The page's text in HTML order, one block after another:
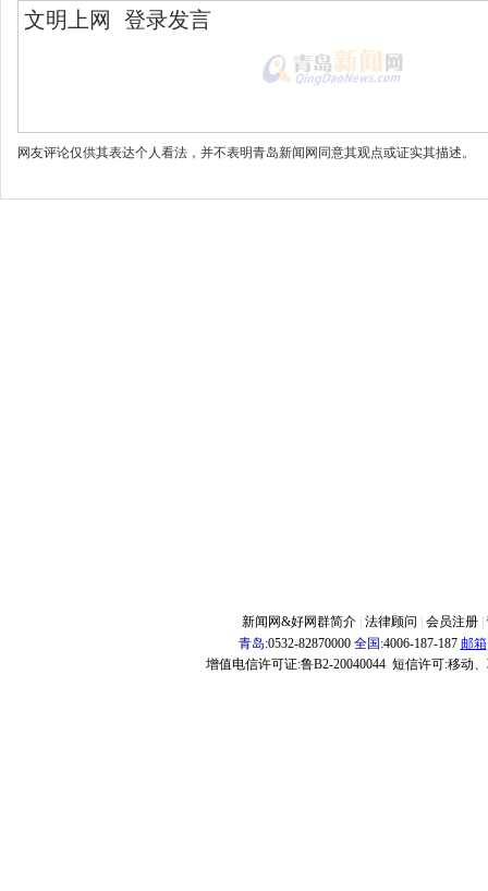
网友评论仅供其表达个人看法，并不表明青岛新闻网同意其观点或证实其描述。